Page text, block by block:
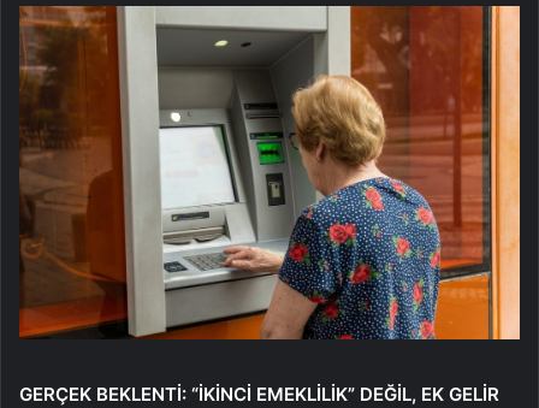
GERÇEK BEKLENTİ: “İKİNCİ EMEKLİLİK” DEĞİL, EK GELİR